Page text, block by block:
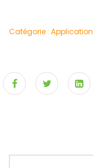
Catégorie : Application